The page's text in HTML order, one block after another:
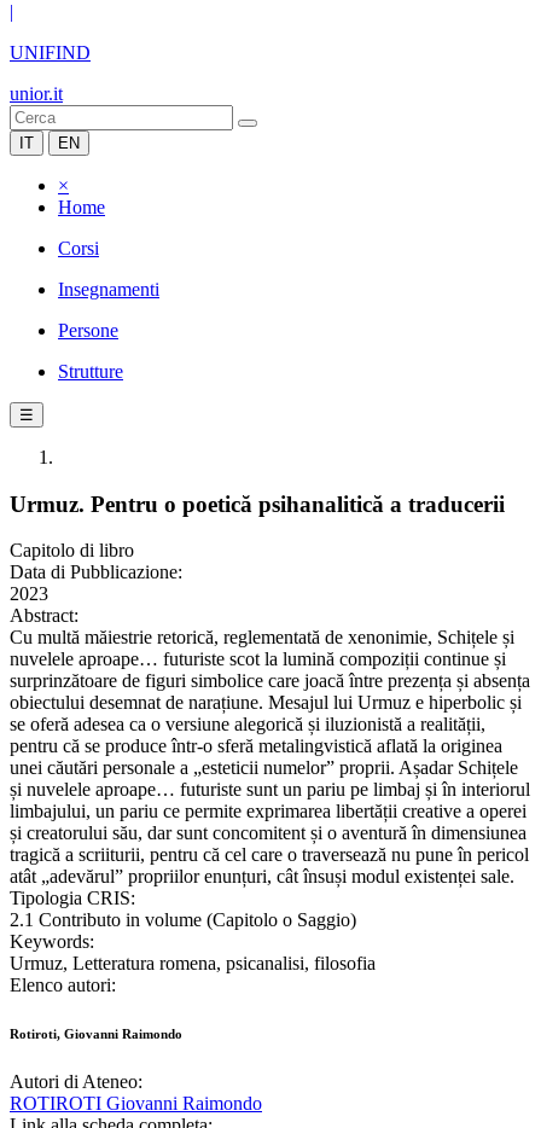
|
UNIFIND
unior.it
IT EN
×
Home
Corsi
Insegnamenti
Persone
Strutture
☰
Urmuz. Pentru o poetică psihanalitică a traducerii
Capitolo di libro
Data di Pubblicazione:
2023
Abstract:
Cu multă măiestrie retorică, reglementată de xenonimie, Schițele și
nuvelele aproape… futuriste scot la lumină compoziții continue și
surprinzătoare de figuri simbolice care joacă între prezența și absența
obiectului desemnat de narațiune. Mesajul lui Urmuz e hiperbolic și
se oferă adesea ca o versiune alegorică și iluzionistă a realității,
pentru că se produce într-o sferă metalingvistică aflată la originea
unei căutări personale a „esteticii numelor” proprii. Așadar Schițele
și nuvelele aproape… futuriste sunt un pariu pe limbaj și în interiorul
limbajului, un pariu ce permite exprimarea libertății creative a operei
și creatorului său, dar sunt concomitent și o aventură în dimensiunea
tragică a scriiturii, pentru că cel care o traversează nu pune în pericol
atât „adevărul” propriilor enunțuri, cât însuși modul existenței sale.
Tipologia CRIS:
2.1 Contributo in volume (Capitolo o Saggio)
Keywords:
Urmuz, Letteratura romena, psicanalisi, filosofia
Elenco autori:
Rotiroti, Giovanni Raimondo
Autori di Ateneo:
ROTIROTI Giovanni Raimondo